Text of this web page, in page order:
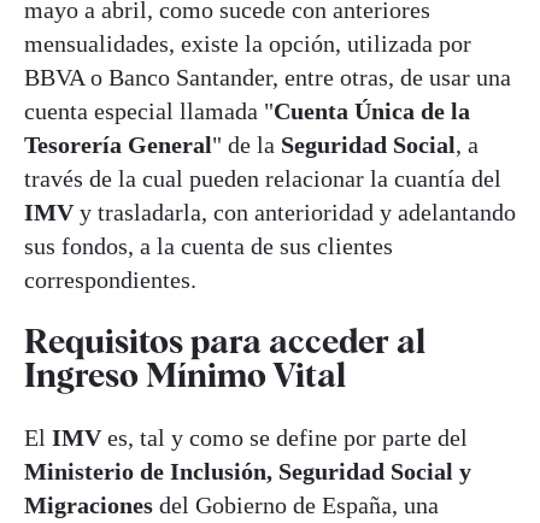
mayo a abril, como sucede con anteriores
mensualidades, existe la opción, utilizada por
BBVA o Banco Santander, entre otras, de usar una
cuenta especial llamada "Cuenta Única de la
Tesorería General" de la Seguridad Social, a
través de la cual pueden relacionar la cuantía del
IMVy trasladarla, con anterioridad y adelantando
sus fondos, a la cuenta de sus clientes
correspondientes.
Requisitos para acceder al
Ingreso Mínimo Vital
El IMVes, tal y como se define por parte del
Ministerio de Inclusión, Seguridad Social y
Migraciones del Gobierno de España, una